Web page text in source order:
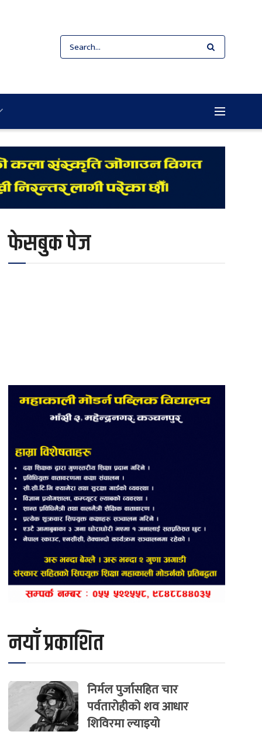
फेसबुक पेज
नयाँ प्रकाशित
निर्मल पुर्जासहित चार
पर्वतारोहीको शव आधार
शिविरमा ल्याइयो